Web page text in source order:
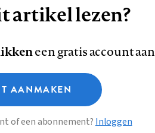
AANMELDEN
Privacy About us
Deze site gebruikt cookies
artikel lezen?
een gratis account aan
AANMAKEN
of een abonnement? Inloggen